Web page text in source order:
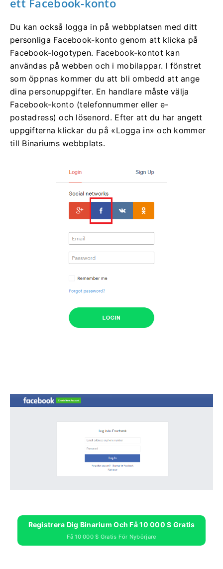
ett Facebook-konto
Du kan också logga in på webbplatsen med ditt
personliga Facebook-konto genom att klicka på
Facebook-logotypen. Facebook-kontot kan
användas på webben och i mobilappar. I fönstret
som öppnas kommer du att bli ombedd att ange
dina personuppgifter. En handlare måste välja
Facebook-konto (telefonnummer eller e-
postadress) och lösenord. Efter att du har angett
uppgifterna klickar du på «Logga in» och kommer
till Binariums webbplats.
Registrera Dig Binarium Och Få 10 000 $ Gratis
Få 10 000 $ Gratis För Nybörjare